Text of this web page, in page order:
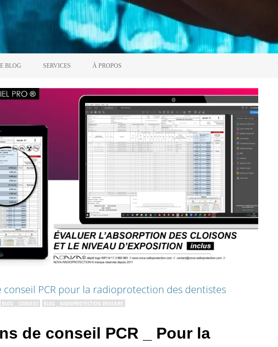
BLOG SERVICES À PROPOS
conseil PCR pour la radioprotection des dentistes
BLOG _ CONSEILS BLOG _ RADIOPROTECTION DENTAIRE
de conseil PCR _ Pour la